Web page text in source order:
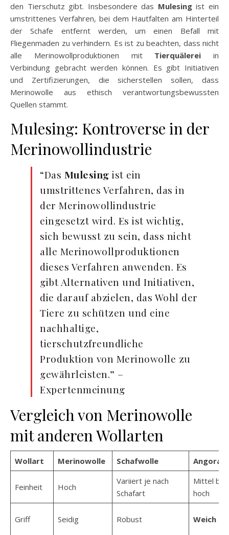
den Tierschutz gibt. Insbesondere das Mulesingist ein
umstrittenes Verfahren, bei dem Hautfalten am Hinterteil
der Schafe entfernt werden, um einen Befall mit
Fliegenmaden zu verhindern. Es ist zu beachten, dass nicht
alle Merinowollproduktionen mit Tierquälerei in
Verbindung gebracht werden können. Es gibt Initiativen
und Zertifizierungen, die sicherstellen sollen, dass
Merinowolle aus ethisch verantwortungsbewussten
Quellen stammt.
Mulesing: Kontroverse in der
Merinowollindustrie
“Das Mulesing ist ein
umstrittenes Verfahren, das in
der Merinowollindustrie
eingesetzt wird. Es ist wichtig,
sich bewusst zu sein, dass nicht
alle Merinowollproduktionen
dieses Verfahren anwenden. Es
gibt Alternativen und Initiativen,
die darauf abzielen, das Wohl der
Tiere zu schützen und eine
nachhaltige,
tierschutzfreundliche
Produktion von Merinowolle zu
gewährleisten.” –
Expertenmeinung
Vergleich von Merinowolle
mit anderen Wollarten
Wollart Merinowolle Schafwolle
Feinheit Hoch
Variiert je nach
Schafart
Mittel bis
hoch
Griff Seidig Robust Weich